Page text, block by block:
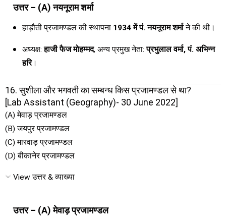
उत्तर – (A) नयनूराम शर्मा
हाड़ौती प्रजामण्डल की स्थापना 1934 में पं. नयनूराम शर्माने की थी।
अध्यक्ष:हाजी फैज मोहम्मद, अन्य प्रमुख नेता:प्रभुलाल वर्मा, पं. अभिन्न
हरि।
16. सुशीला और भगवती का सम्बन्ध किस प्रजामण्डल से था?
[Lab Assistant (Geography)- 30 June 2022]
(A) मेवाड़ प्रजामण्डल
(B) जयपुर प्रजामण्डल
(C) मारवाड़ प्रजामण्डल
(D) बीकानेर प्रजामण्डल
View उत्तर & व्याख्या
उत्तर – (A) मेवाड़ प्रजामण्डल